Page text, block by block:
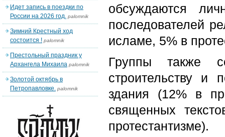
обсуждаются
последователей
исламе, 5% в
Группы также
строительству и
здания (12% в
священных
протестантизме).
Идет запись в поездки по
России на 2026 год. palomnik
Зимний Крестный ход
состоится ! palomnik
Престольный праздник у
Архангела Михаила palomnik
Золотой октябрь в
Петропавловке. palomnik